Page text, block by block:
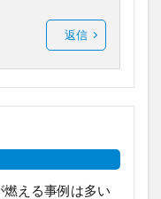
返信
える事例は多い